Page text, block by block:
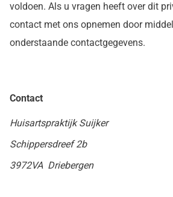
voldoen. Als u vragen heeft over dit
contact met ons opnemen door
onderstaande contactgegevens.
Contact
Huisartspraktijk Suijker
Schippersdreef 2b
3972VA Driebergen